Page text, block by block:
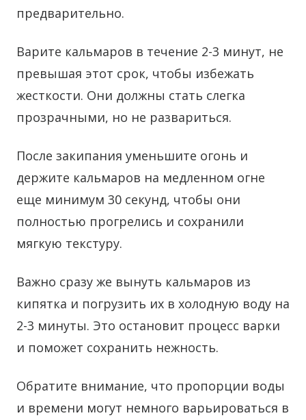
предварительно.
Варите кальмаров в течение 2-3 минут, не
превышая этот срок, чтобы избежать
жесткости. Они должны стать слегка
прозрачными, но не развариться.
После закипания уменьшите огонь и
держите кальмаров на медленном огне
еще минимум 30 секунд, чтобы они
полностью прогрелись и сохранили
мягкую текстуру.
Важно сразу же вынуть кальмаров из
кипятка и погрузить их в холодную воду на
2-3 минуты. Это остановит процесс варки
и поможет сохранить нежность.
Обратите внимание, что пропорции воды
и времени могут немного варьироваться в